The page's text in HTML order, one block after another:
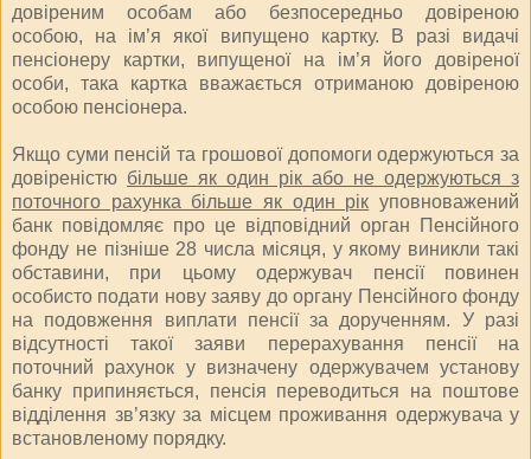
довіреним особам або безпосередньо довіреною
особою, на ім’я якої випущено картку. В разі видачі
пенсіонеру картки, випущеної на ім’я його довіреної
особи, така картка вважається отриманою довіреною
особою пенсіонера.
Якщо суми пенсій та грошової допомоги одержуються за
довіреністю більше як один рік або не одержуються з
поточного рахунка більше як один рік уповноважений
банк повідомляє про це відповідний орган Пенсійного
фонду не пізніше 28 числа місяця, у якому виникли такі
обставини, при цьому одержувач пенсії повинен
особисто подати нову заяву до органу Пенсійного фонду
на подовження виплати пенсії за дорученням. У разі
відсутності такої заяви перерахування пенсії на
поточний рахунок у визначену одержувачем установу
банку припиняється, пенсія переводиться на поштове
відділення зв’язку за місцем проживання одержувача у
встановленому порядку.